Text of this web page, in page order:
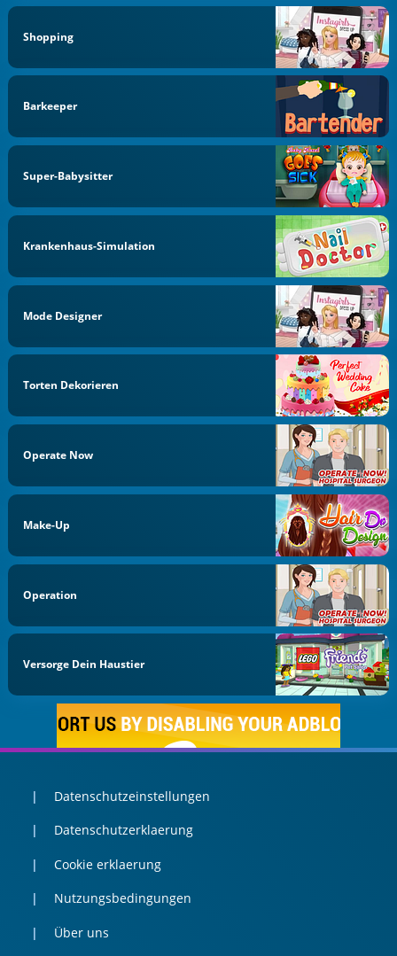
Shopping
Barkeeper
Super-Babysitter
Krankenhaus-Simulation
Mode Designer
Torten Dekorieren
Operate Now
Make-Up
Operation
Versorge Dein Haustier
Datenschutzeinstellungen
Datenschutzerklaerung
Cookie erklaerung
Nutzungsbedingungen
Über uns